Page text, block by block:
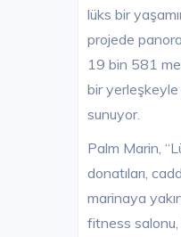
lüks bir
projede
19 bin 581
bir
sunuyor.
Palm Marin,
donatıları,
marinaya
fitness salonu,